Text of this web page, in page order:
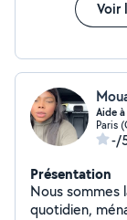
Veuillez me
plus réactive. Disponible à Puteaux et environs
onzzzze 60
Voir
Aide
Paris
-/
Présentation
Nous sommes
quotidien,